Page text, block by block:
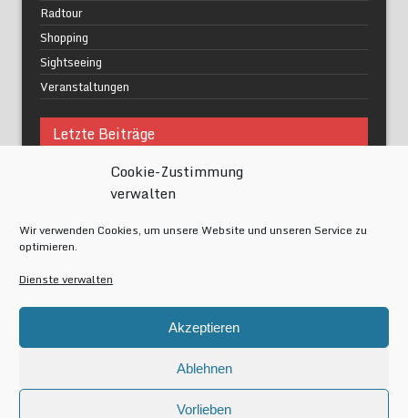
Cookie-Zustimmung
verwalten
Wir verwenden Cookies, um unsere Website und unseren Service zu
optimieren.
Dienste verwalten
Akzeptieren
Ablehnen
Vorlieben
Radtour
Shopping
Sightseeing
Veranstaltungen
Letzte Beiträge
Was macht urbane Lebensqualität wirklich aus?
Grüne Oasen in Berlin
Festival of Lights Berlin 2024
Gesund schlafen im modernen Alltag
WordPress.org